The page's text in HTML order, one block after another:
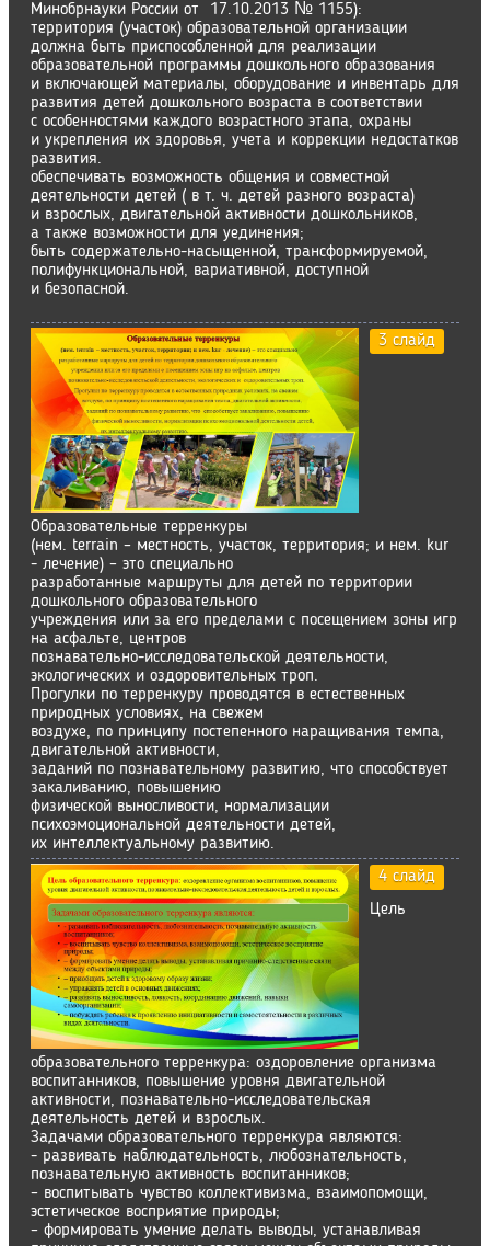
Минобрнауки России от 17.10.2013 № 1155):
территория (участок) образовательной организации
должна быть приспособленной для реализации
образовательной программы дошкольного образования
и включающей материалы, оборудование и инвентарь для
развития детей дошкольного возраста в соответствии
с особенностями каждого возрастного этапа, охраны
и укрепления их здоровья, учета и коррекции недостатков
развития.
обеспечивать возможность общения и совместной
деятельности детей ( в т. ч. детей разного возраста)
и взрослых, двигательной активности дошкольников,
а также возможности для уединения;
быть содержательно-насыщенной, трансформируемой,
полифункциональной, вариативной, доступной
и безопасной.
3 слайд
Образовательные терренкуры
(нем. terrain – местность, участок, территория; и нем. kur
- лечение) – это специально
разработанные маршруты для детей по территории
дошкольного образовательного
учреждения или за его пределами с посещением зоны игр
на асфальте, центров
познавательно-исследовательской деятельности,
экологических и оздоровительных троп.
Прогулки по терренкуру проводятся в естественных
природных условиях, на свежем
воздухе, по принципу постепенного наращивания темпа,
двигательной активности,
заданий по познавательному развитию, что способствует
закаливанию, повышению
физической выносливости, нормализации
психоэмоциональной деятельности детей,
их интеллектуальному развитию.
4 слайд
Цель
образовательного терренкура: оздоровление организма
воспитанников, повышение уровня двигательной
активности, познавательно-исследовательская
деятельность детей и взрослых.
Задачами образовательного терренкура являются:
- развивать наблюдательность, любознательность,
познавательную активность воспитанников;
– воспитывать чувство коллективизма, взаимопомощи,
эстетическое восприятие природы;
– формировать умение делать выводы, устанавливая